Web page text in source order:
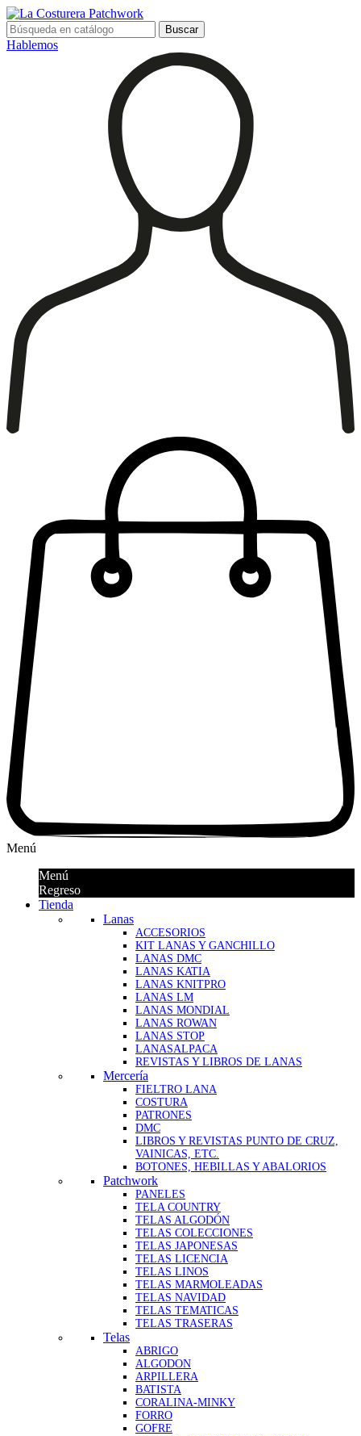
Buscar
Hablemos
Menú
Menú
Regreso
Tienda
Lanas
ACCESORIOS
KIT LANAS Y GANCHILLO
LANAS DMC
LANAS KATIA
LANAS KNITPRO
LANAS LM
LANAS MONDIAL
LANAS ROWAN
LANAS STOP
LANASALPACA
REVISTAS Y LIBROS DE LANAS
Mercería
FIELTRO LANA
COSTURA
PATRONES
DMC
LIBROS Y REVISTAS PUNTO DE CRUZ,
VAINICAS, ETC.
BOTONES, HEBILLAS Y ABALORIOS
Patchwork
PANELES
TELA COUNTRY
TELAS ALGODÓN
TELAS COLECCIONES
TELAS JAPONESAS
TELAS LICENCIA
TELAS LINOS
TELAS MARMOLEADAS
TELAS NAVIDAD
TELAS TEMATICAS
TELAS TRASERAS
Telas
ABRIGO
ALGODON
ARPILLERA
BATISTA
CORALINA-MINKY
FORRO
GOFRE